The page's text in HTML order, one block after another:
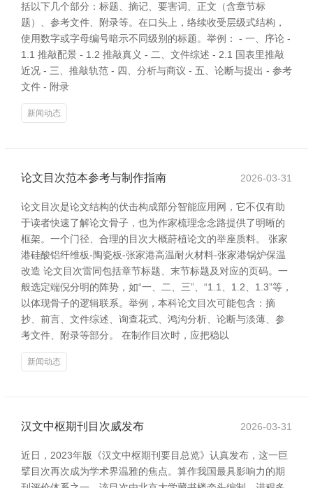
括以下几个部分：标题、摘记、要害词、正文（含章节标
题）、参考文件、附录等。在口头上，络续收受层级式结构，
使用数字或字母编号暗示不同级别的标题。举例： - 一、序论 -
1.1 推敲配景 - 1.2 推敲真义 - 二、文件综述 - 2.1 国表里推敲
近况 - 三、推敲轨范 - 四、分析与商议 - 五、论断与提出 - 参考
文件 - 附录
新闻动态
论文目次范本参考与制作指南 2026-03-31
论文目次是论文结构的伏击构成部分智能应用网，它不仅有助
于读者快速了解论文骨子，也为作家梳理念念路提供了明晰的
框架。一个门径、合理的目次大概莳植论文的举座质料。 张家
港硅酸铝纤维板-陶瓷板-张家港高温耐火材料-张家港锅炉保温
改造 论文目次雷同包括章节标题、末节标题及对应的页码。一
般选定端倪分明的阵势，如“一、二、三”、“1.1、1.2、1.3”等，
以体现骨子的逻辑联系。举例，本科论文目次可能包含：摘
抄、前言、文件综述、询查花式、鸿沟分析、论断与淡薄、参
考文件、附录等部分。 在制作目次时，应把稳以
新闻动态
汉文中枢期刊目次威发布 2026-03-31
近日，2023年版《汉文中枢期刊要目总览》认真发布，这一巨
擘目次再次成为学术界温雅的焦点。算作我国最具影响力的期